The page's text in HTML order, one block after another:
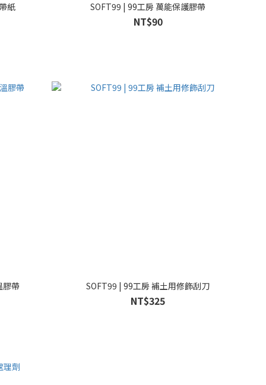
紙 SOFT99 | 99工房 萬能保護膠帶
NT$90
膠帶 SOFT99 | 99工房 補土用修飾刮刀
NT$325